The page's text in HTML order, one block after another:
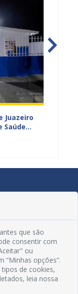
Juazeiro
Saúde
que são
consentir com
ou
“Minhas opções”.
de cookies,
leia nossa